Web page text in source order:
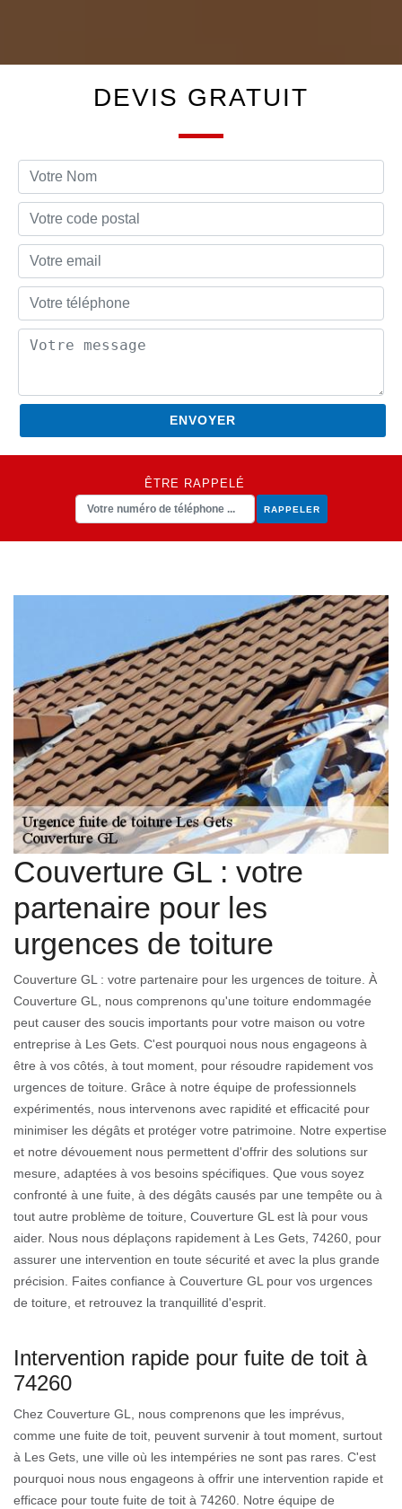
DEVIS GRATUIT
ÊTRE RAPPELÉ
Couverture GL : votre
partenaire pour les
urgences de toiture
Couverture GL : votre partenaire pour les urgences de toiture. À
Couverture GL, nous comprenons qu'une toiture endommagée
peut causer des soucis importants pour votre maison ou votre
entreprise à Les Gets. C'est pourquoi nous nous engageons à
être à vos côtés, à tout moment, pour résoudre rapidement vos
urgences de toiture. Grâce à notre équipe de professionnels
expérimentés, nous intervenons avec rapidité et efficacité pour
minimiser les dégâts et protéger votre patrimoine. Notre expertise
et notre dévouement nous permettent d'offrir des solutions sur
mesure, adaptées à vos besoins spécifiques. Que vous soyez
confronté à une fuite, à des dégâts causés par une tempête ou à
tout autre problème de toiture, Couverture GL est là pour vous
aider. Nous nous déplaçons rapidement à Les Gets, 74260, pour
assurer une intervention en toute sécurité et avec la plus grande
précision. Faites confiance à Couverture GL pour vos urgences
de toiture, et retrouvez la tranquillité d'esprit.
Intervention rapide pour fuite de toit à
74260
Chez Couverture GL, nous comprenons que les imprévus,
comme une fuite de toit, peuvent survenir à tout moment, surtout
à Les Gets, une ville où les intempéries ne sont pas rares. C'est
pourquoi nous nous engageons à offrir une intervention rapide et
efficace pour toute fuite de toit à 74260. Notre équipe de